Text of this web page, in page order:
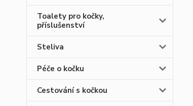
Toalety pro kočky,
příslušenství
Steliva
Péče o kočku
Cestování s kočkou